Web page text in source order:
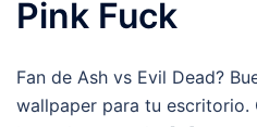
Pink Fuck
Fan de Ash vs Evil Dead?
wallpaper para tu escritorio.